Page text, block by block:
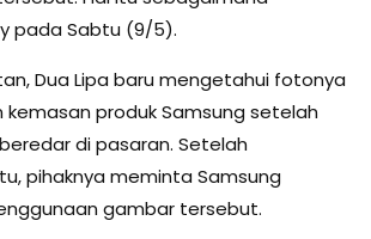
pada Sabtu (9/5).
Dua Lipa baru mengetahui fotonya
kemasan produk Samsung setelah
di pasaran. Setelah
pihaknya meminta Samsung
gambar tersebut.